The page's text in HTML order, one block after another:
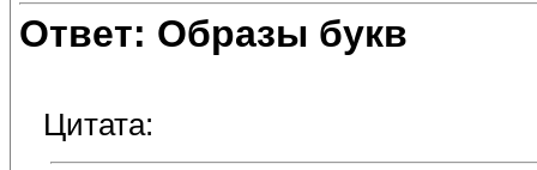
Ответ: Образы букв
Цитата: